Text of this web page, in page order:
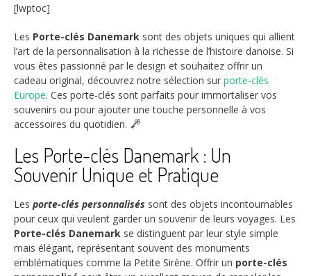
[lwptoc]
Les Porte-clés Danemark sont des objets uniques qui allient
l’art de la personnalisation à la richesse de l’histoire danoise. Si
vous êtes passionné par le design et souhaitez offrir un
cadeau original, découvrez notre sélection sur porte-clés
Europe. Ces porte-clés sont parfaits pour immortaliser vos
souvenirs ou pour ajouter une touche personnelle à vos
accessoires du quotidien.
Les Porte-clés Danemark : Un
Souvenir Unique et Pratique
Les porte-clés personnalisés sont des objets incontournables
pour ceux qui veulent garder un souvenir de leurs voyages. Les
Porte-clés Danemark se distinguent par leur style simple
mais élégant, représentant souvent des monuments
emblématiques comme la Petite Sirène. Offrir un porte-clés